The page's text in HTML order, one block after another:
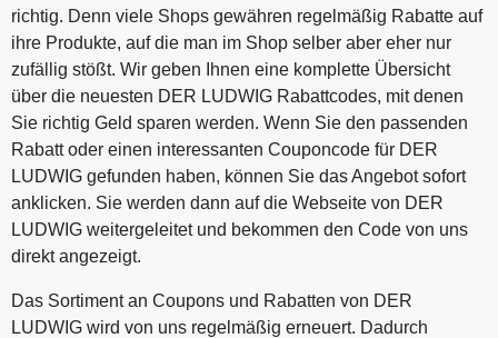
richtig. Denn viele Shops gewähren regelmäßig Rabatte auf
ihre Produkte, auf die man im Shop selber aber eher nur
zufällig stößt. Wir geben Ihnen eine komplette Übersicht
über die neuesten DER LUDWIG Rabattcodes, mit denen
Sie richtig Geld sparen werden. Wenn Sie den passenden
Rabatt oder einen interessanten Couponcode für DER
LUDWIG gefunden haben, können Sie das Angebot sofort
anklicken. Sie werden dann auf die Webseite von DER
LUDWIG weitergeleitet und bekommen den Code von uns
direkt angezeigt.
Das Sortiment an Coupons und Rabatten von DER
LUDWIG wird von uns regelmäßig erneuert. Dadurch